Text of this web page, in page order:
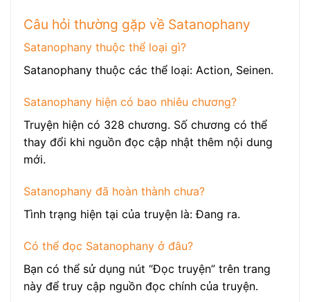
Câu hỏi thường gặp về Satanophany
Satanophany thuộc thể loại gì?
Satanophany thuộc các thể loại: Action, Seinen.
Satanophany hiện có bao nhiêu chương?
Truyện hiện có 328 chương. Số chương có thể
thay đổi khi nguồn đọc cập nhật thêm nội dung
mới.
Satanophany đã hoàn thành chưa?
Tình trạng hiện tại của truyện là: Đang ra.
Có thể đọc Satanophany ở đâu?
Bạn có thể sử dụng nút “Đọc truyện” trên trang
này để truy cập nguồn đọc chính của truyện.